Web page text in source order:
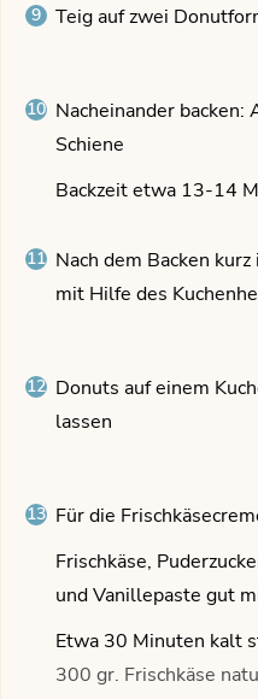
Teig auf zwei
Nacheinander
Schiene
Backzeit etwa 13-14
Nach dem Backen
mit Hilfe des
Donuts auf einem
lassen
Für die
Frischkäse,
und Vanillepaste gut
Etwa 30 Minuten kalt
300 gr. Frischkäse